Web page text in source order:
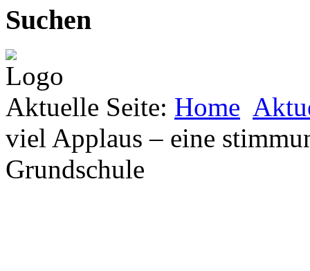
Suchen
Aktuelle Seite: Home
viel Applaus – eine
Grundschule